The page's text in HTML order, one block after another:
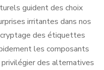
guident des choix
irritantes dans nos
des étiquettes
les composants
des alternatives